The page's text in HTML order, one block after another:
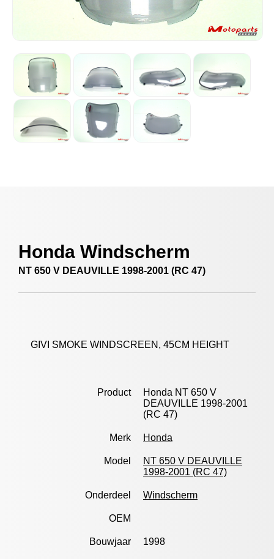
Honda Windscherm
NT 650 V DEAUVILLE 1998-2001 (RC 47)
GIVI SMOKE WINDSCREEN, 45CM HEIGHT
Product
Honda NT 650 V
DEAUVILLE 1998-2001
(RC 47)
Merk Honda
Model
NT 650 V DEAUVILLE
1998-2001 (RC 47)
Onderdeel Windscherm
OEM
Bouwjaar 1998